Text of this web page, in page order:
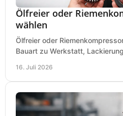
Ölfreier oder
wählen
Ölfreier oder
Bauart zu Werkstatt,
16. Juli 2026